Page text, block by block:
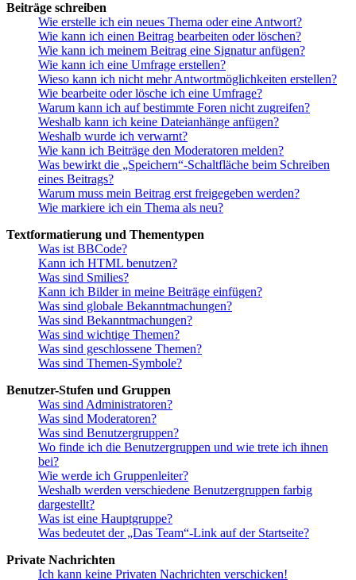
Beiträge schreiben
Wie erstelle ich ein neues Thema oder eine Antwort?
Wie kann ich einen Beitrag bearbeiten oder löschen?
Wie kann ich meinem Beitrag eine Signatur anfügen?
Wie kann ich eine Umfrage erstellen?
Wieso kann ich nicht mehr Antwortmöglichkeiten erstellen?
Wie bearbeite oder lösche ich eine Umfrage?
Warum kann ich auf bestimmte Foren nicht zugreifen?
Weshalb kann ich keine Dateianhänge anfügen?
Weshalb wurde ich verwarnt?
Wie kann ich Beiträge den Moderatoren melden?
Was bewirkt die „Speichern“-Schaltfläche beim Schreiben
eines Beitrags?
Warum muss mein Beitrag erst freigegeben werden?
Wie markiere ich ein Thema als neu?
Textformatierung und Thementypen
Was ist BBCode?
Kann ich HTML benutzen?
Was sind Smilies?
Kann ich Bilder in meine Beiträge einfügen?
Was sind globale Bekanntmachungen?
Was sind Bekanntmachungen?
Was sind wichtige Themen?
Was sind geschlossene Themen?
Was sind Themen-Symbole?
Benutzer-Stufen und Gruppen
Was sind Administratoren?
Was sind Moderatoren?
Was sind Benutzergruppen?
Wo finde ich die Benutzergruppen und wie trete ich ihnen
bei?
Wie werde ich Gruppenleiter?
Weshalb werden verschiedene Benutzergruppen farbig
dargestellt?
Was ist eine Hauptgruppe?
Was bedeutet der „Das Team“-Link auf der Startseite?
Private Nachrichten
Ich kann keine Privaten Nachrichten verschicken!